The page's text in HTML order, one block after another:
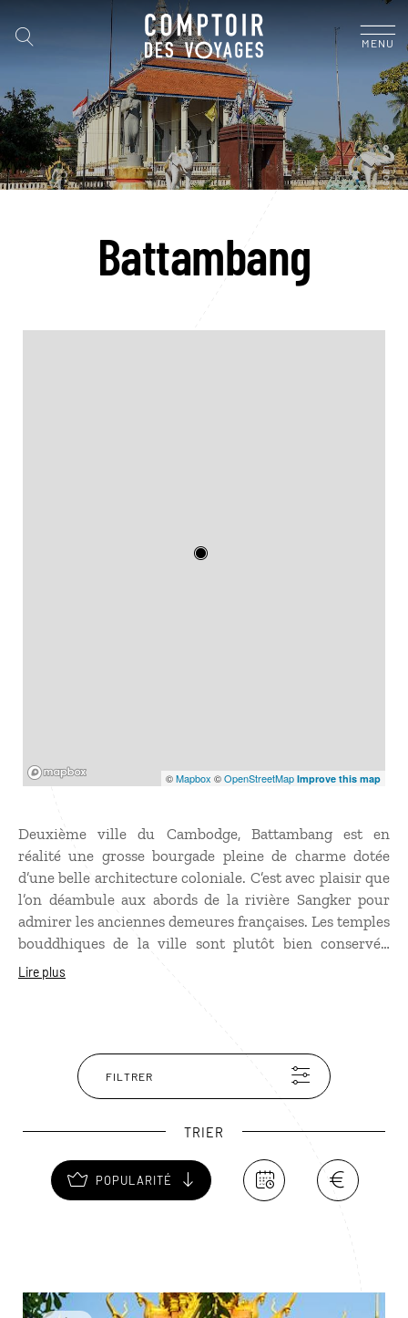
MENU
Battambang
©Mapbox ©OpenStreetMap Improve this map
Deuxième ville du Cambodge, Battambang est en
réalité une grosse bourgade pleine de charme dotée
d’une belle architecture coloniale. C’est avec plaisir que
l’on déambule aux abords de la rivière Sangker pour
admirer les anciennes demeures françaises. Les temples
bouddhiques de la ville sont plutôt bien conservés,
ayant été relativement épargnés par les Khmers
essence qui se démonte rapidement si un train se
profile dans l’autre sens !
Lire plus
FILTRER
TRIER
POPULARITÉ